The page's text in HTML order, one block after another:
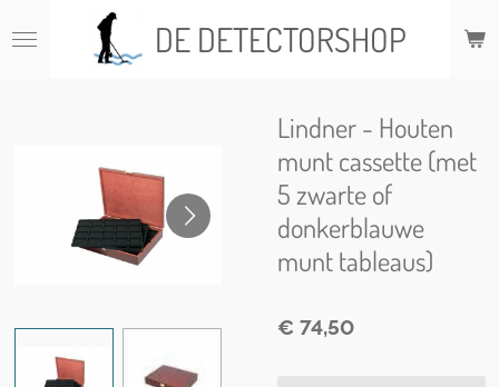
direct
DE DETECTORSHOP
Lindner - Houten
munt cassette (met
5 zwarte of
donkerblauwe
munt tableaus)
€ 74,50